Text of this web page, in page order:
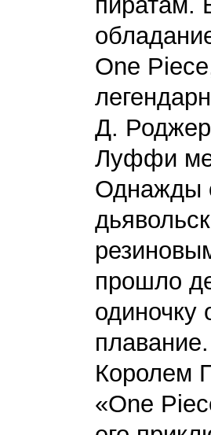
One
Д.
Луффи
Однажды
прошло
одиночку
Королем
«One